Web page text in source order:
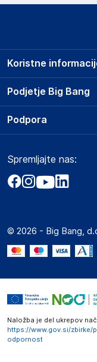
Podjetje Big Bang
O podjetju
Obvestila za javnost
Akt o digitalnih
Marketplace za
Novosti
Koristne
Prodajna mesta
Storitve
Dostava, vnos in
Zavarovanje
Podpora
Marketplace
Kako oddati
Spremljajte nas:
© 2026 - Big Bang,
Naložba je del ukrepov
https://www.gov.si/
odpornost